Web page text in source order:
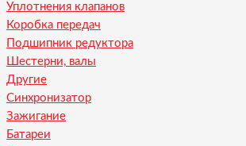
Уплотнения клапанов
Коробка передач
Подшипник редуктора
Шестерни, валы
Другие
Синхронизатор
Зажигание
Батареи